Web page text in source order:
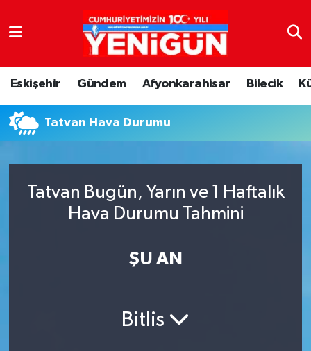
Eskişehir Gündem Afyonkarahisar Bilecik
Tatvan Hava Durumu
Tatvan Bugün, Yarın ve 1 Haftalık
Hava Durumu Tahmini
ŞU AN
Bitlis
Nöbetçi Eczaneler
Hava Durumu
Trafik Durumu
Tüm Manşetler